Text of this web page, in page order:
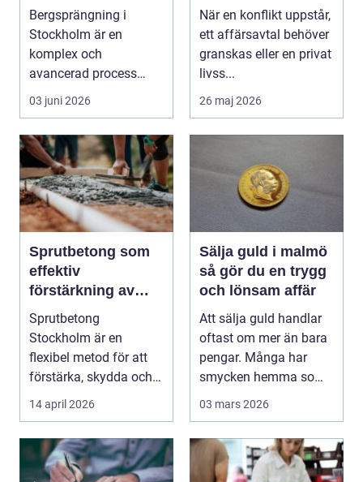
framgångsrika
byggprojekt
Bergsprängning i
Stockholm är en
komplex och
avancerad process
som spelar en central
roll ...
03 juni 2026
komplexa juridiska
utmaningar
När en konflikt uppstår,
ett affärsavtal behöver
granskas eller en privat
livss...
26 maj 2026
Sprutbetong som
effektiv
förstärkning av
berg och betong
Sprutbetong
Stockholm är en
flexibel metod för att
förstärka, skydda och
reparer...
14 april 2026
Sälja guld i malmö
så gör du en trygg
och lönsam affär
Att sälja guld handlar
oftast om mer än bara
pengar. Många har
smycken hemma som
03 mars 2026